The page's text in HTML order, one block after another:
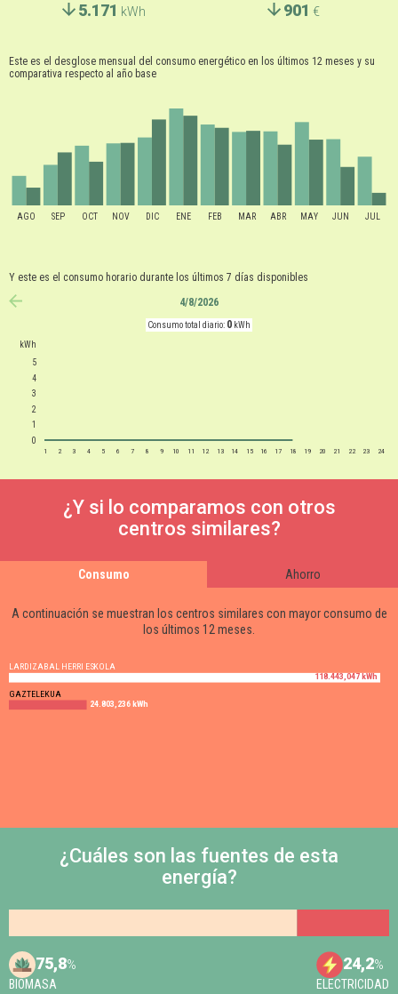
5.171 kWh 901 €
Este es el desglose mensual del consumo energético en los últimos 12 meses y su
comparativa respecto al año base
AGO SEP OCT NOV DIC ENE FEB MAR ABR MAY JUN JUL
Y este es el consumo horario durante los últimos 7 días disponibles
4/8/2026
Consumo total diario: 0 kWh
1 2 3 4 5 6 7 8 9 10 11 12 13 14 15 16 17 18 19 20 21 22 23 24
0
1
2
3
4
5
kWh
¿Y si lo comparamos con otros
centros similares?
Consumo Ahorro
A continuación se muestran los centros similares con mayor consumo de
los últimos 12 meses.
118.443,047 kWh
24.803,236 kWh
LARDIZABAL HERRI ESKOLA
GAZTELEKUA
¿Cuáles son las fuentes de esta
energía?
75,8%
BIOMASA
24,2%
ELECTRICIDAD